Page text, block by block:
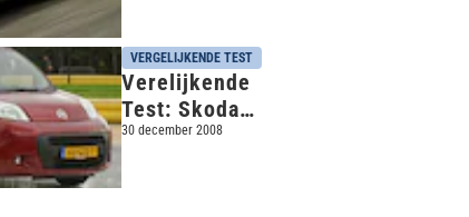
VERGELIJKENDE TEST
Verelijkende
Test: Skoda
Roomster - Fiat
30 december 2008